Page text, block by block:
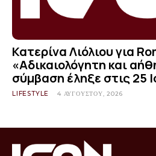
Κατερίνα Λιόλιου για
«Αδικαιολόγητη και
σύμβαση έληξε στις 25
LIFESTYLE 4 ΑΥΓΟΎΣΤΟΥ, 2026